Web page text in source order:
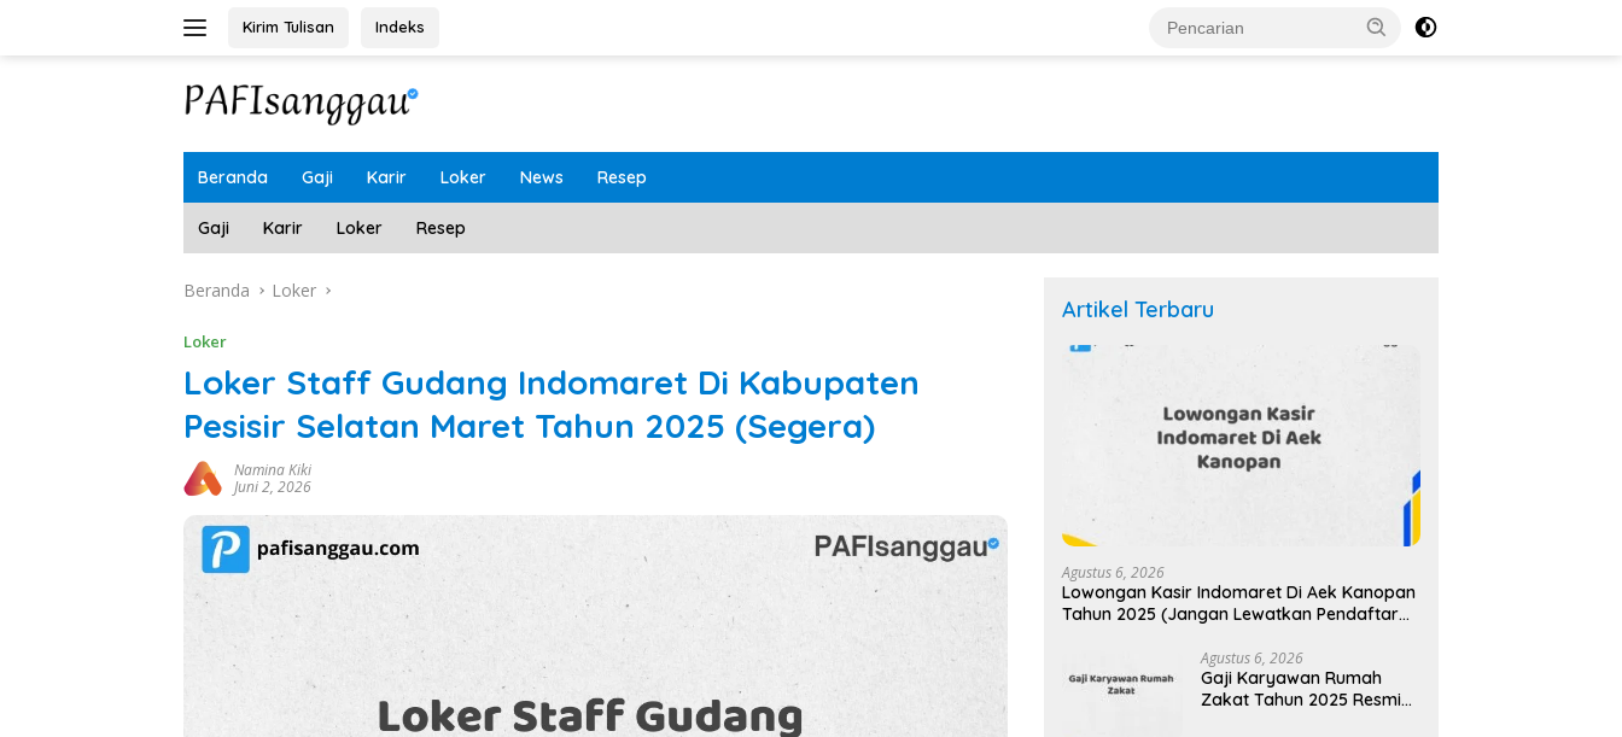
Kirim Tulisan Indeks
Beranda Gaji Karir Loker News Resep
Gaji Karir Loker Resep
Beranda Loker
Loker
Loker Staff Gudang Indomaret Di Kabupaten
Pesisir Selatan Maret Tahun 2025 (Segera)
Namina Kiki
Juni 2, 2026
Artikel Terbaru
Agustus 6, 2026
Lowongan Kasir Indomaret Di Aek Kanopan
Tahun 2025 (Jangan Lewatkan Pendaftaran
Agustus 6, 2026
Gaji Karyawan Rumah
Zakat Tahun 2025 Resmi